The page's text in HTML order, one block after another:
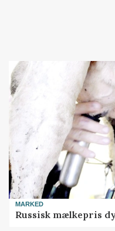
MARKED
Russisk mælkepris